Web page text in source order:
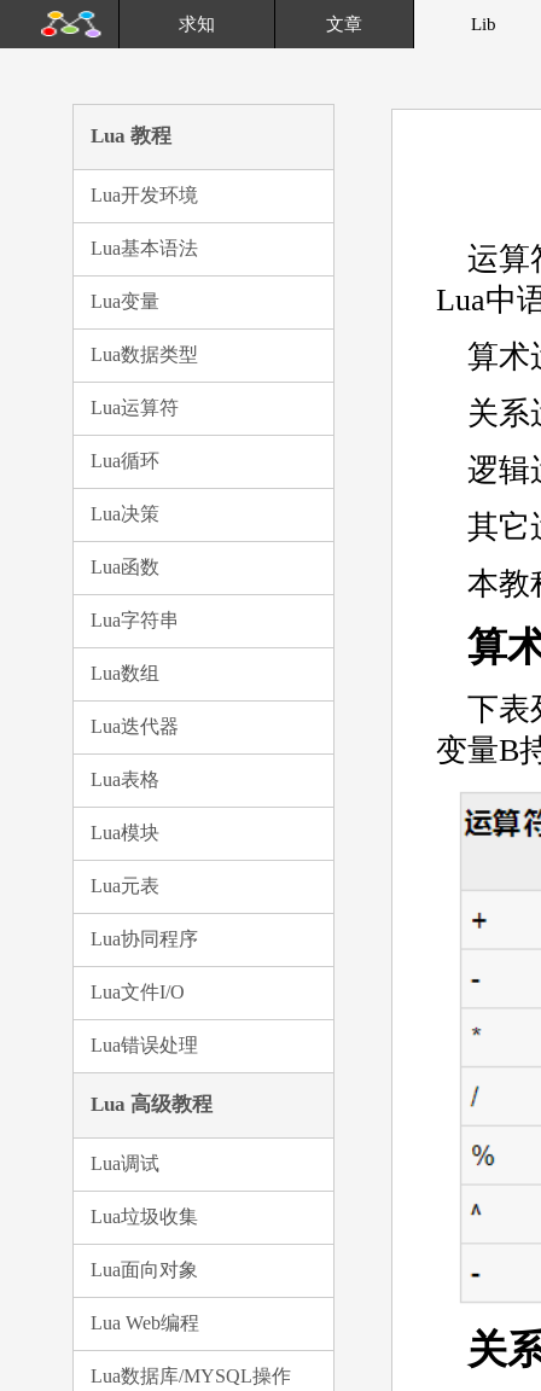
求知 文章 Lib
Lua 教程
Lua开发环境
Lua基本语法
Lua变量
Lua数据类型
Lua运算符
Lua循环
Lua决策
Lua函数
Lua字符串
Lua数组
Lua迭代器
Lua表格
Lua模块
Lua元表
Lua协同程序
Lua文件I/O
Lua错误处理
Lua 高级教程
Lua调试
Lua垃圾收集
Lua面向对象
Lua Web编程
Lua数据库/MYSQL操作
运算
Lua中
算术
关系
逻辑
其它
本教
算
下表
变量B
关